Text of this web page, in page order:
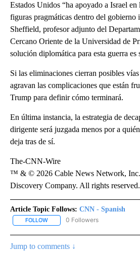
Estados Unidos “ha apoyado a Israel
figuras pragmáticas dentro del gobierno
Sheffield, profesor adjunto del
Cercano Oriente de la Universidad de
solución diplomática para esta guerra es
Si las eliminaciones cierran posibles
agravan las complicaciones que están
Trump para definir cómo terminará.
En última instancia, la estrategia de
dirigente será juzgada menos por a
deja tras de sí.
The-CNN-Wire
™ & © 2026 Cable News Network,
Discovery Company. All rights reserved.
Article Topic Follows: CNN - Spanish
FOLLOW FOLLOW "CNN - SPANISH" TO
0 Followers
Jump to comments ↓